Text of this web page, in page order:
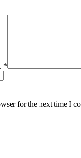
*
for the next time I